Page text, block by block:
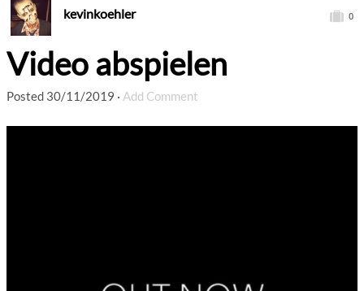
kevinkoehler 0
Video abspielen
Posted 30/11/2019 · Add Comment